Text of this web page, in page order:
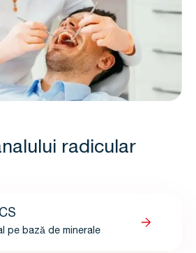
radicular
pe bază de minerale